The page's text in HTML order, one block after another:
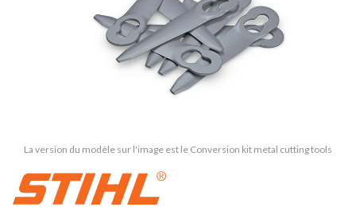
La version du modèle sur l'image est le Conversion kit metal cutting tools